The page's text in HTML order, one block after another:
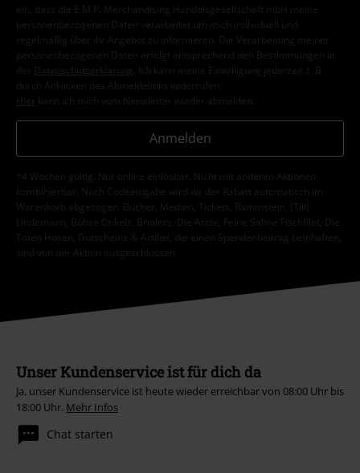
ein, dass die E.M.P. Merchandising Handelsgesellschaft mbH meine
personenbezogenen Daten verarbeitet um mich individuell und
regelmäßig über ihr Angebot zu informieren. Die Verarbeitung meiner
personenbezogenen Daten erfolgt entsprechend den Bestimmungen in
der
Datenschutzerklärung
. Ich kann meine Einwilligung jederzeit z. B.
durch Anklicken des Abmeldelinks widerrufen.
Hier kann ich mich vom Newsletter wieder abmelden.
Anmelden
*4 Wochen gültig. Nur online einlösbar. Nicht mit anderen Aktionen
kombinierbar. Nach Codeeingabe wird dir der Rabatt automatisch im
Warenkorb abgezogen. Bücher, Medien, Tickets, Rammstein, (Till)
Lindemann, Böhse Onkelz, Broilers, Die Ärzte, Feine Sahne Fischfilet, Die
Toten Hosen, Gutscheine & Artikel, die einen Spendenbeitrag beinhalten,
sind von der Aktion ausgeschlossen.
Unser Kundenservice ist für dich da
Ja, unser Kundenservice ist heute wieder erreichbar von 08:00 Uhr bis
18:00 Uhr. Mehr Infos
Chat starten